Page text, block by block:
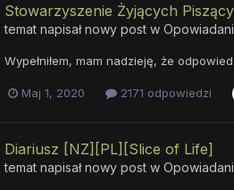
Stowarzyszenie Żyjących
temat napisał nowy post w
Wypełniłem, mam nadzieję, że
Maj 1, 2020 2171 odpowiedzi
Diariusz [NZ][PL][Slice of Life]
temat napisał nowy post w